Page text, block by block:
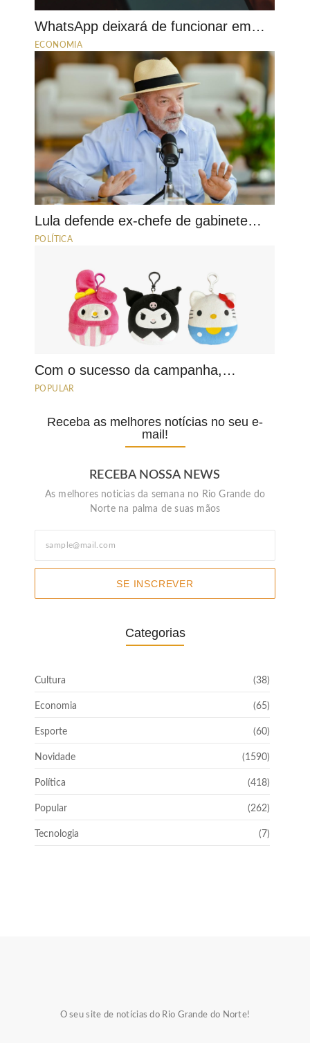
WhatsApp deixará de funcionar em…
ECONOMIA
Lula defende ex-chefe de gabinete…
POLÍTICA
Com o sucesso da campanha,…
POPULAR
Receba as melhores notícias no seu e-
mail!
RECEBA NOSSA NEWS
As melhores noticias da semana no Rio Grande do
Norte na palma de suas mãos
SE INSCREVER
Categorias
Cultura (38)
Economia (65)
Esporte (60)
Novidade (1590)
Política (418)
Popular (262)
Tecnologia (7)
O seu site de notícias do Rio Grande do Norte!